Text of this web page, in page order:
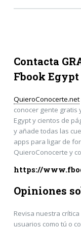
Contacta
Fbook Egypt
QuieroConocerte.net
conocer gente gratis
Egypt y cientos de
y añade todas las
apps para ligar de
QuieroConocerte y
https://
Opiniones
Revisa nuestra
usuarios como tú o